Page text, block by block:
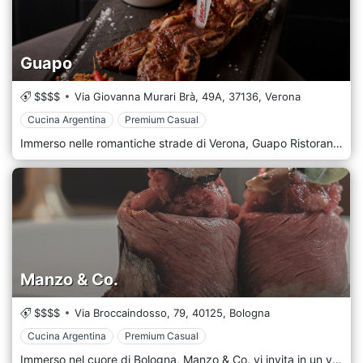
Guapo
$$$$ Via Giovanna Murari Brà, 49A, 37136, Verona
Cucina Argentina Premium Casual
Immerso nelle romantiche strade di Verona, Guapo Ristorante attira con il suo mix di raffinatezza ed eccellenza culinaria. Il nostro ristorante è un paradiso per i commensali più esigenti che cercano un'esperienza gastronomica indimenticabile intrisa di fascino ed eleganza italiani. Al Guapo Ristorante, siamo orgogliosi di offrire un menu che celebra il ricco patrimonio culinario italiano abbracciando tecniche e sapori moderni. I nostri piatti sono realizzati con i migliori ingredienti di provenienza locale, riflettendo la stagionalità e la freschezza della generosità della regione. Concedetevi un viaggio culinario mentre esplorate il nostro menu, che presenta un'allettante gamma di specialità italiane preparate con creatività e passione. Dai delicati antipasti e primi piatti fatti a mano alle carni succulente e al pesce fresco, ogni piatto del Guapo Ristorante è un capolavoro di sapore e presentazione. Oltre alla nostra eccezionale cucina, Guapo Ristorante offre un ambiente elegante e invitante dove gli ospiti possono rilassarsi e assaporare i pasti con amici e persone care. Il nostro personale attento è impegnato a fornire un servizio impeccabile, assicurando che ogni visita sia memorabile.
Manzo & Co.
$$$$ Via Broccaindosso, 79, 40125, Bologna
Cucina Argentina Premium Casual
Immerso nel cuore di Bologna, Manzo & Co. vi invita in un viaggio enogastronomico incentrato sull'arte della carne bovina. Con un nome che evidenzia la nostra attenzione alla carne di qualità, il nostro ristorante è un paradiso per gli amanti della carne che cercano un'esperienza culinaria eccezionale nel cuore dell'Emilia-Romagna. Noi di Manzo & Co. siamo appassionati nel mostrare la versatilità e la profondità dei sapori che si trovano nei diversi tagli di manzo. Il nostro menu presenta una selezione curata di piatti che celebrano la naturale ricchezza e tenerezza di questa amata proteina, proveniente dalle migliori fattorie e produttori locali. Soddisfa i tuoi sensi mentre esplori il nostro menu, che offre una varietà di piatti a base di carne di manzo, tra cui bistecche succulente, hamburger gourmet, stufati sostanziosi e salumi artigianali. Ogni piatto è sapientemente preparato dai nostri abili chef, che utilizzano tecniche tradizionali e moderne innovazioni culinarie per elevare i sapori e le consistenze delle nostre offerte di carne di manzo. Oltre ai nostri eccezionali piatti a base di carne, Manzo & Co. offre un ambiente caldo e invitante che pone le basi per un'esperienza culinaria memorabile. Che tu stia godendo un pasto con la famiglia, gli amici o i colleghi, il nostro personale attento si impegna a fornire un servizio di prim'ordine e a garantire che ogni visita sia piacevole.